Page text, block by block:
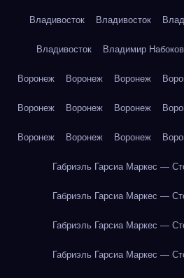
Владивосток Владивосток
Владивосток Владимир
Воронеж Воронеж Воронеж
Воронеж Воронеж Воронеж
Воронеж Воронеж Воронеж
Габриэль Гарсиа Маркес —
Габриэль Гарсиа Маркес —
Габриэль Гарсиа Маркес —
Габриэль Гарсиа Маркес —